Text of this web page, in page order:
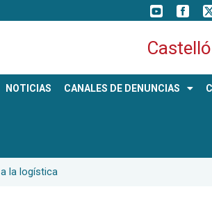
NOTICIAS CANALES DE DENUNCIAS
la logística